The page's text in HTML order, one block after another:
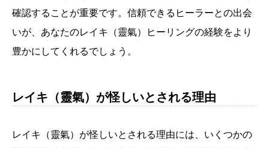
確認することが重要です。信頼できるヒーラーとの出会
いが、あなたのレイキ（靈氣）ヒーリングの経験をより
豊かにしてくれるでしょう。
レイキ（靈氣）が怪しいとされる理由
レイキ（靈氣）が怪しいとされる理由には、いくつかの